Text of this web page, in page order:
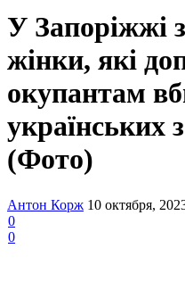
У Запоріжжі
жінки, які
окупантам
українських
(Фото)
Антон Корж 10 октября,
0
0